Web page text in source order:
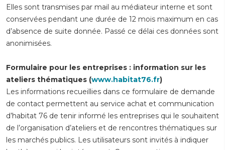
Elles sont transmises par mail au médiateur interne et sont
conservées pendant une durée de 12 mois maximum en cas
d’absence de suite donnée. Passé ce délai ces données sont
anonimisées.
Formulaire pour les entreprises : information sur les
ateliers thématiques (www.habitat76.fr)
Les informations recueillies dans ce formulaire de demande
de contact permettent au service achat et communication
d’habitat 76 de tenir informé les entreprises qui le souhaitent
de l’organisation d’ateliers et de rencontres thématiques sur
les marchés publics. Les utilisateurs sont invités à indiquer